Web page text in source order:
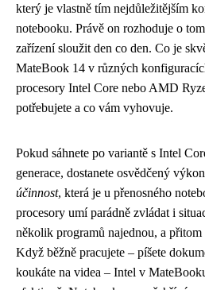
který je vlastně tím nejdůležitějším
notebooku. Právě on rozhoduje o
zařízení sloužit den co den. Co je
MateBook 14 v různých
procesory Intel Core nebo AMD
potřebujete a co vám vyhovuje.
Pokud sáhnete po variantě s Intel
generace, dostanete osvědčený
účinnost, která je u přenosného
procesory umí parádně zvládat i
několik programů najednou, a
Když běžně pracujete – píšete
koukáte na videa – Intel v